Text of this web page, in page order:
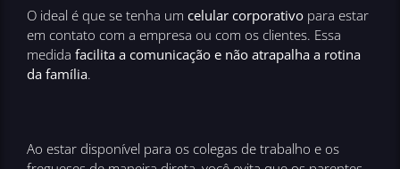
O ideal é que se tenha um celular corporativo para estar
em contato com a empresa ou com os clientes. Essa
medida facilita a comunicação e não atrapalha a rotina
da família.
Ao estar disponível para os colegas de trabalho e os